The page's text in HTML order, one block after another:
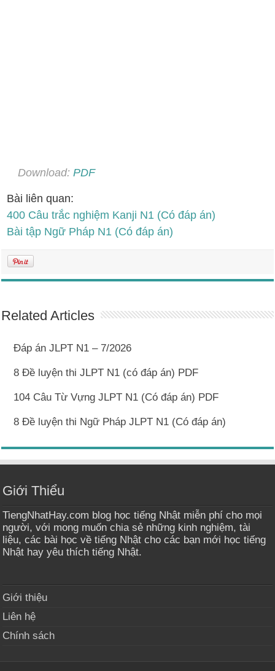
Download:PDF
Bài liên quan:
400 Câu trắc nghiệm Kanji N1 (Có đáp án)
Bài tập Ngữ Pháp N1 (Có đáp án)
Related Articles
Đáp án JLPT N1 – 7/2026
8 Đề luyện thi JLPT N1 (có đáp án) PDF
104 Câu Từ Vựng JLPT N1 (Có đáp án) PDF
8 Đề luyện thi Ngữ Pháp JLPT N1 (Có đáp án)
Giới Thiểu
TiengNhatHay.com blog học tiếng Nhật miễn phí cho mọi
người, với mong muốn chia sẻ những kinh nghiệm, tài
liệu, các bài học về tiếng Nhật cho các bạn mới học tiếng
Nhật hay yêu thích tiếng Nhật.
Giới thiệu
Liên hệ
Chính sách